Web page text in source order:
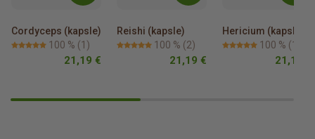
Cordyceps (kapsle)
100 % (1)
21,19 €
Reishi (kapsle)
100 % (2)
21,19 €
Hericium (kapsle)
100 % (1)
21,19 €